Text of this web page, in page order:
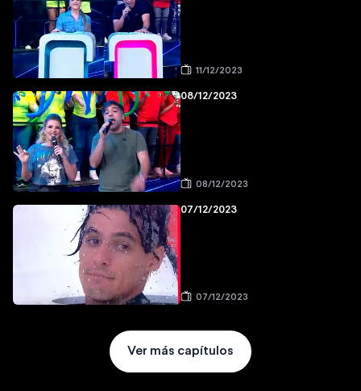
11/12/2023
08/12/2023
08/12/2023
07/12/2023
07/12/2023
Ver más capítulos